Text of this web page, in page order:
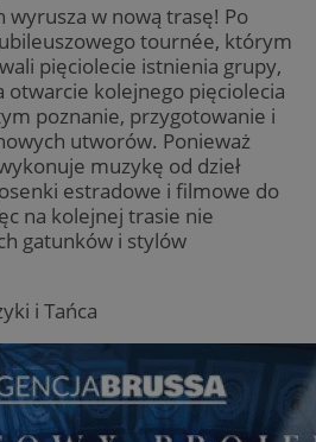
wyrusza w nową trasę! Po
tournée, którym
pięciolecie istnienia grupy,
otwarcie kolejnego pięciolecia
poznanie, przygotowanie i
utworów. Ponieważ
muzykę od dzieł
estradowe i filmowe do
na kolejnej trasie nie
gatunków i stylów
i Tańca